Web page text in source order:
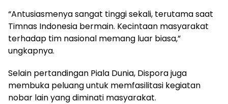
“Antusiasmenya sangat tinggi sekali, terutama saat
Timnas Indonesia bermain. Kecintaan masyarakat
terhadap tim nasional memang luar biasa,”
ungkapnya.
Selain pertandingan Piala Dunia, Dispora juga
membuka peluang untuk memfasilitasi kegiatan
nobar lain yang diminati masyarakat.